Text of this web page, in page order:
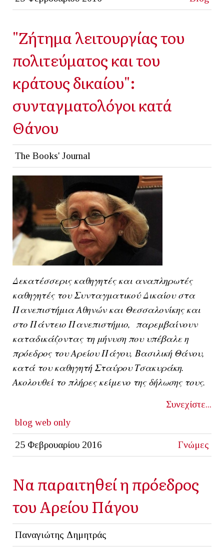
"Ζήτημα λειτουργίας του
πολιτεύματος και του
κράτους δικαίου":
συνταγματολόγοι κατά
Θάνου
The Books' Journal
Δεκατέσσερις καθηγητές και αναπληρωτές
καθηγητές του Συνταγματικού Δικαίου στα
Πανεπιστήμια Αθηνών και Θεσσαλονίκης και
στο Πάντειο Πανεπιστήμιο, παρεμβαίνουν
καταδικάζοντας τη μήνυση που υπέβαλε η
πρόεδρος του Αρείου Πάγου, Βασιλική Θάνου,
κατά του καθηγητή Σταύρου Τσακυράκη.
Ακολουθεί το πλήρες κείμενο της δήλωσης τους.
Συνεχίστε...
blog web only
25 Φεβρουαρίου 2016 Γνώμες
Να παραιτηθεί η πρόεδρος
του Αρείου Πάγου
Παναγιώτης Δημητράς